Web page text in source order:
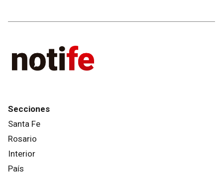
Secciones
Santa Fe
Rosario
Interior
País